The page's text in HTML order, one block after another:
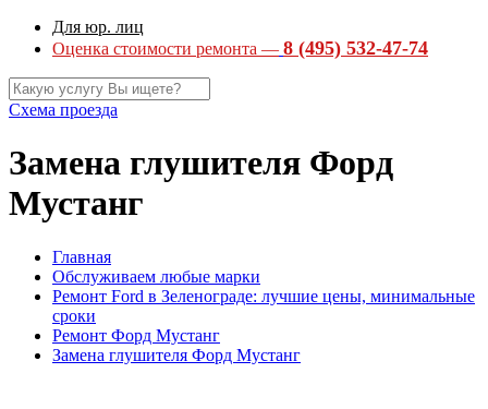
Для юр. лиц
Оценка стоимости ремонта — 8 (495) 532-47-74
Схема проезда
Замена глушителя Форд
Мустанг
Главная
Обслуживаем любые марки
Ремонт Ford в Зеленограде: лучшие цены, минимальные
сроки
Ремонт Форд Мустанг
Замена глушителя Форд Мустанг